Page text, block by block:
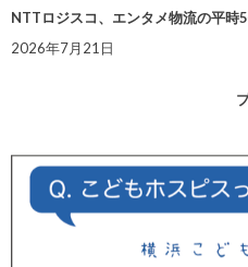
NTTロジスコ、エンタメ物流の平
2026年7月21日